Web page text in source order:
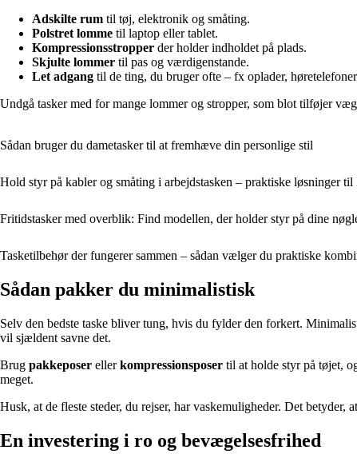
Adskilte rum til tøj, elektronik og småting.
Polstret lomme til laptop eller tablet.
Kompressionsstropper der holder indholdet på plads.
Skjulte lommer til pas og værdigenstande.
Let adgang til de ting, du bruger ofte – fx oplader,
Undgå tasker med for mange lommer og stropper, som blot tilføjer
Sådan bruger du dametasker til at fremhæve din personlige stil
Hold styr på kabler og småting i arbejdstasken – praktiske løsninger til
Fritidstasker med overblik: Find modellen, der holder styr på dine
Tasketilbehør der fungerer sammen – sådan vælger du praktiske
Sådan pakker du minimalistisk
Selv den bedste taske bliver tung, hvis du fylder den forkert.
vil sjældent savne det.
Brug pakkeposer ellerkompressionsposer til at holde styr på tøjet,
meget.
Husk, at de fleste steder, du rejser, har vaskemuligheder. Det
En investering i ro og bevægelsesfrihed